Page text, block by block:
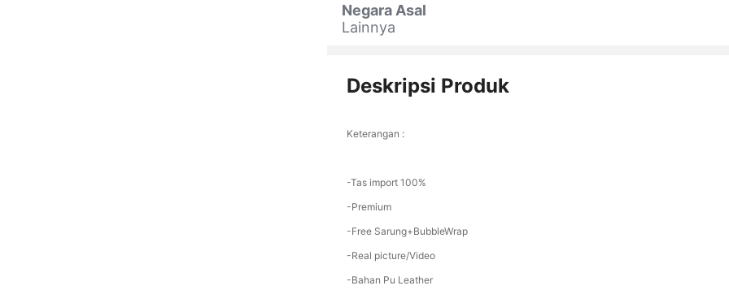
Negara Asal
Lainnya
Deskripsi Produk
Keterangan :
-Tas import 100%
-Premium
-Free Sarung+BubbleWrap
-Real picture/Video
-Bahan Pu Leather